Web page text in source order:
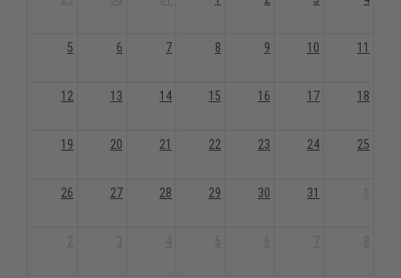
5 6 7 8 9 10 11
12 13 14 15 16 17 18
19 20 21 22 23 24 25
26 27 28 29 30 31